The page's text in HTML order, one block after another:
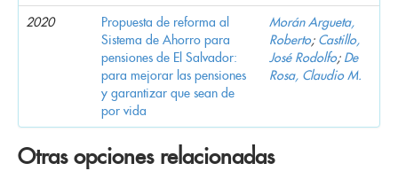
2020
Propuesta de reforma al
Sistema de Ahorro para
pensiones de El Salvador:
para mejorar las pensiones
y garantizar que sean de
por vida
Morán Argueta,
Roberto; Castillo,
José Rodolfo; De
Rosa, Claudio M.
Otras opciones relacionadas